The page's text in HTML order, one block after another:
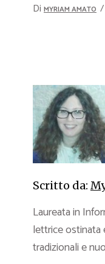
Di MYRIAM AMATO
Scritto da:
Laureata in
lettrice ostinata
tradizionali e